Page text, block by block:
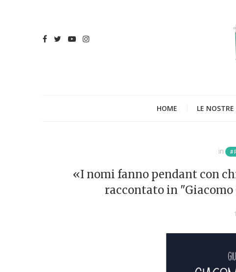
HOME LE NOSTRE
in
«I nomi fanno pendant con
raccontato in